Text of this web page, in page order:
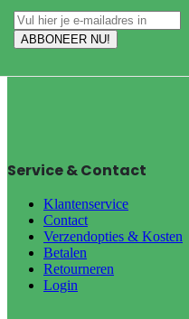
Service & Contact
Klantenservice
Contact
Verzendopties & Kosten
Betalen
Retourneren
Login